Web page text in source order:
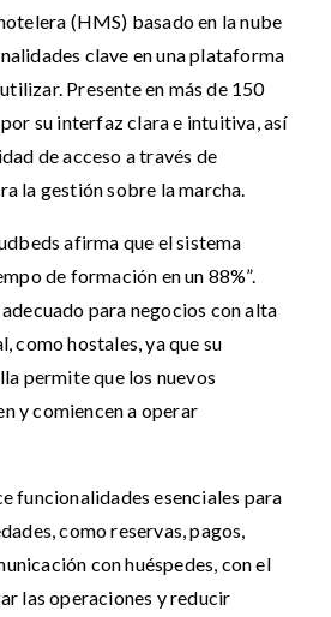
(HMS) basado en la nube
clave en una plataforma
Presente en más de 150
su interfaz clara e intuitiva, así
de acceso a través de
la gestión sobre la marcha.
afirma que el sistema
de formación en un 88%”.
para negocios con alta
como hostales, ya que su
permite que los nuevos
y comiencen a operar
funcionalidades esenciales para
como reservas, pagos,
con huéspedes, con el
las operaciones y reducir